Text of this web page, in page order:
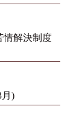
情解決制度
)